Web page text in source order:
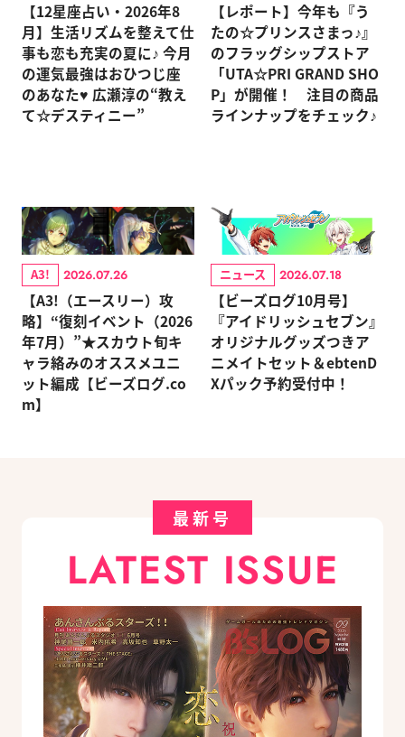
【12星座占い・2026年8
月】生活リズムを整えて仕
事も恋も充実の夏に♪ 今月
の運気最強はおひつじ座
のあなた♥ 広瀬淳の“教え
て☆デスティニー”
【レポート】今年も『う
たの☆プリンスさまっ♪』
のフラッグシップストア
「UTA☆PRI GRAND SHO
P」が開催！ 注目の商品
ラインナップをチェック♪
A3! 2026.07.26
【A3!（エースリー）攻
略】“復刻イベント（2026
年7月）”★スカウト旬キ
ャラ絡みのオススメユニ
ット編成【ビーズログ.co
m】
ニュース 2026.07.18
【ビーズログ10月号】
『アイドリッシュセブン』
オリジナルグッズつきア
ニメイトセット＆ebtenD
Xパック予約受付中！
最新号
LATEST ISSUE